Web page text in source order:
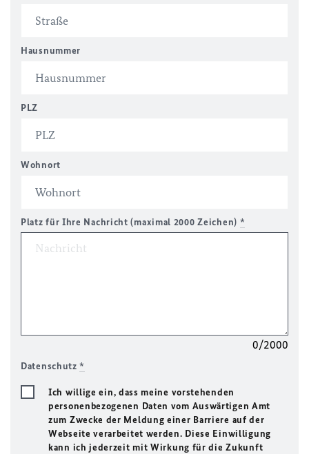
Hausnummer
PLZ
Wohnort
Platz für Ihre Nachricht (maximal 2000 Zeichen) *
0/2000
Datenschutz*
Ich willige ein, dass meine vorstehenden
personenbezogenen Daten vom Auswärtigen Amt
zum Zwecke der Meldung einer Barriere auf der
Webseite verarbeitet werden. Diese Einwilligung
kann ich jederzeit mit Wirkung für die Zukunft